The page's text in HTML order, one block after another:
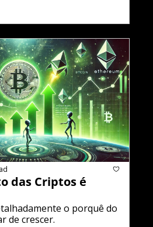
das Criptos é
o porquê do
de crescer.